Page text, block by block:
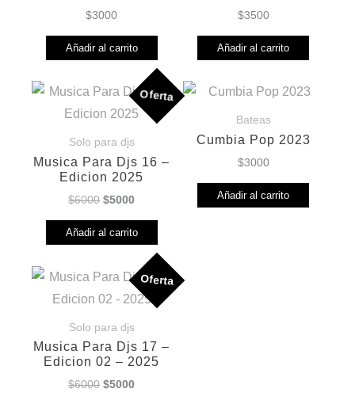
$3000
Añadir al carrito
$3500
Añadir al carrito
Oferta
Solo para djs
Musica Para Djs 16 –
Edicion 2025
$6000 El
precio
original
$6000.
$5000El
precio
actual
$5000.
Añadir al carrito
Bateas
Cumbia Pop 2023
$3000
Añadir al carrito
Oferta
Solo para djs
Musica Para Djs 17 –
Edicion 02 – 2025
$6000 El
$5000El